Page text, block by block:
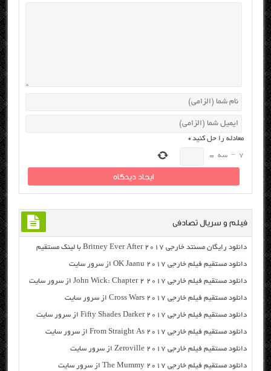
معادله را حل کنید*
7
− سه =
فیلم و سریال تصادفی
دانلود رایگان مسنتد خارجی Britney Ever After 2017 با لینک مستقیم
دانلود مستقیم فیلم خارجی OK Jaanu 2017 از سرور سایت
دانلود مستقیم فیلم خارجی John Wick: Chapter 2 2017 از سرور سایت
دانلود مستقیم فیلم خارجی Cross Wars 2017 از سرور سایت
دانلود مستقیم فیلم خارجی Fifty Shades Darker 2017 از سرور سایت
دانلود مستقیم فیلم خارجی From Straight As 2017 از سرور سایت
دانلود مستقیم فیلم خارجی Zeroville 2017 از سرور سایت
دانلود مستقیم فیلم خارجی The Mummy 2017 از سرور سایت